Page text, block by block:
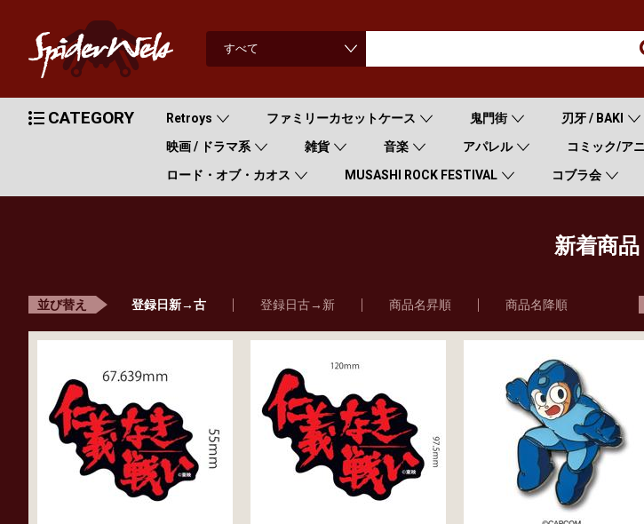
CATEGORY Retroys ファミリーカセットケース 鬼門街 刃牙 / BAKI
映画 / ドラマ系
雑貨 音楽 アパレル コミック/ア
ロード・オブ・カオス
MUSASHI ROCK FESTIVAL コブラ会
新着商品
並び替え 登録日新→古 登録日古→新 商品名昇順 商品名降順